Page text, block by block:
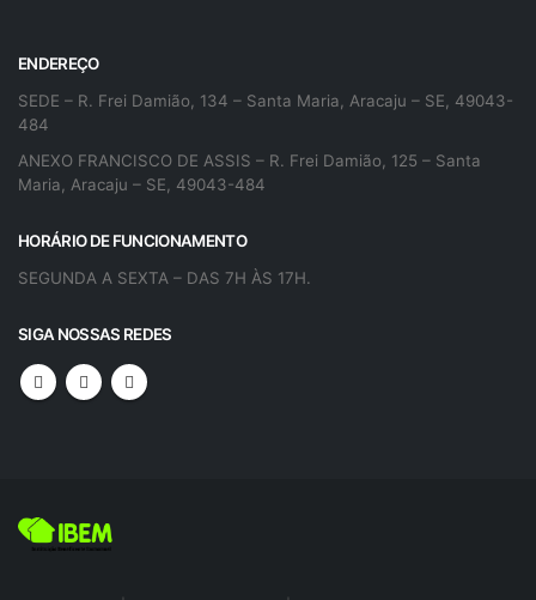
ENDEREÇO
SEDE – R. Frei Damião, 134 – Santa Maria, Aracaju – SE, 49043-
484
ANEXO FRANCISCO DE ASSIS – R. Frei Damião, 125 – Santa
Maria, Aracaju – SE, 49043-484
HORÁRIO DE FUNCIONAMENTO
SEGUNDA A SEXTA – DAS 7H ÀS 17H.
SIGA NOSSAS REDES